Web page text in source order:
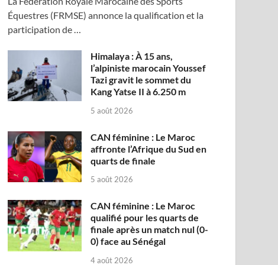
Équestres (FRMSE) annonce la qualification et la
participation de …
Himalaya : À 15 ans,
l’alpiniste marocain Youssef
Tazi gravit le sommet du
Kang Yatse II à 6.250 m
5 août 2026
CAN féminine : Le Maroc
affronte l’Afrique du Sud en
quarts de finale
5 août 2026
CAN féminine : Le Maroc
qualifié pour les quarts de
finale après un match nul (0-
0) face au Sénégal
4 août 2026